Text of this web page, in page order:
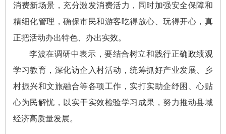
消费新场景，充分激发消费活力，同时加强安全保障和
精细化管理，确保市民和游客吃得放心、玩得开心，真
正把活动办出特色、办出实效。
李波在调研中表示，要结合树立和践行正确政绩观
学习教育，深化访企入村活动，统筹抓好产业发展、乡
村振兴和文旅融合等各项工作，实打实助企纾困、心贴
心为民解忧，以实干实效检验学习成果，努力推动县域
经济高质量发展。